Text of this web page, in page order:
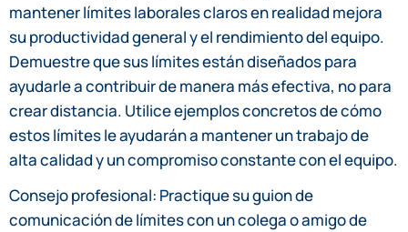
mantener límites laborales claros en realidad mejora
su productividad general y el rendimiento del equipo.
Demuestre que sus límites están diseñados para
ayudarle a contribuir de manera más efectiva, no para
crear distancia. Utilice ejemplos concretos de cómo
estos límites le ayudarán a mantener un trabajo de
alta calidad y un compromiso constante con el equipo.
Consejo profesional: Practique su guion de
comunicación de límites con un colega o amigo de